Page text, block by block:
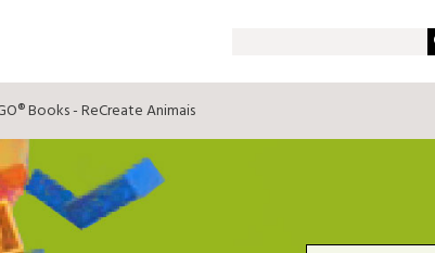
Books - ReCreate Animais